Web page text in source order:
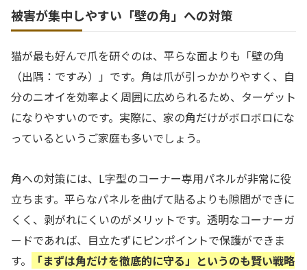
被害が集中しやすい「壁の角」への対策
猫が最も好んで爪を研ぐのは、平らな面よりも「壁の角
（出隅：ですみ）」です。角は爪が引っかかりやすく、自
分のニオイを効率よく周囲に広められるため、ターゲット
になりやすいのです。実際に、家の角だけがボロボロにな
っているというご家庭も多いでしょう。
角への対策には、L字型のコーナー専用パネルが非常に役
立ちます。平らなパネルを曲げて貼るよりも隙間ができに
くく、剥がれにくいのがメリットです。透明なコーナーガ
ードであれば、目立たずにピンポイントで保護ができま
す。
「まずは角だけを徹底的に守る」というのも賢い戦略